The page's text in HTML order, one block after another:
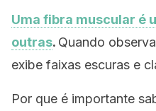
Uma fibra muscular é
outras. Quando
exibe faixas escuras e
Por que é importante